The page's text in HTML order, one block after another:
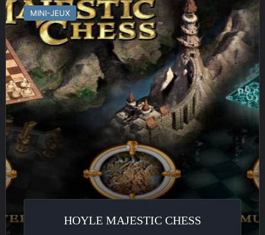
Majestic
Chess
MINI-JEUX
HOYLE MAJESTIC CHESS